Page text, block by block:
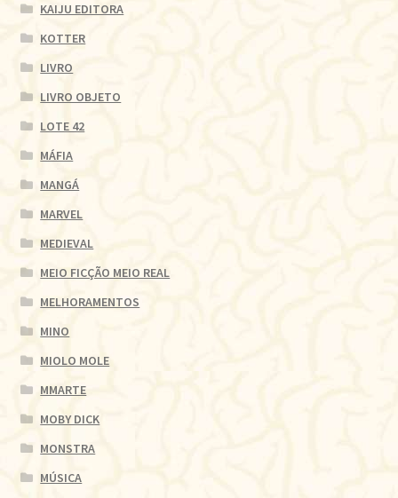
KAIJU EDITORA
KOTTER
LIVRO
LIVRO OBJETO
LOTE 42
MÁFIA
MANGÁ
MARVEL
MEDIEVAL
MEIO FICÇÃO MEIO REAL
MELHORAMENTOS
MINO
MIOLO MOLE
MMARTE
MOBY DICK
MONSTRA
MÚSICA